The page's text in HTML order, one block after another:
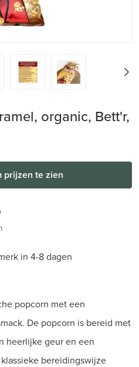
organic, Bett'r,
prijzen te zien
in 4-8 dagen
popcorn met een
De popcorn is bereid met
heerlijke geur en een
bereidingswijze